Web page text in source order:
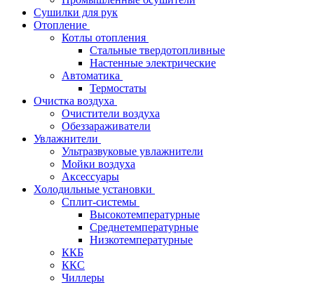
Сушилки для рук
Отопление
Котлы отопления
Стальные твердотопливные
Настенные электрические
Автоматика
Термостаты
Очистка воздуха
Очистители воздуха
Обеззараживатели
Увлажнители
Ультразвуковые увлажнители
Мойки воздуха
Аксессуары
Холодильные установки
Сплит-системы
Высокотемпературные
Среднетемпературные
Низкотемпературные
ККБ
ККС
Чиллеры